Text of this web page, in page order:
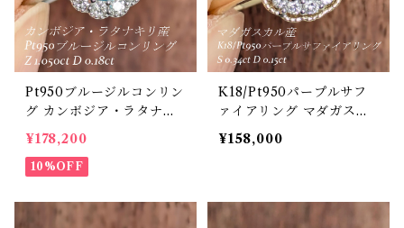
Pt950ブルージルコンリン
グ カンボジア・ラタナキ
リ産 ブルージルコン 1.05
0ct ダイヤモンド 0.18ct
【PRO208684】
¥178,200
10%OFF
K18/Pt950パープルサフ
ァイアリング マダガスカ
ル産 パープルサファイア
0.34ct ダイヤモンド 0.15
¥158,000